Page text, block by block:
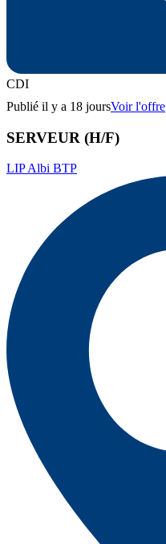
CDI
Publié il y a 18 joursVoir l'offre
SERVEUR (H/F)
LIP Albi BTP